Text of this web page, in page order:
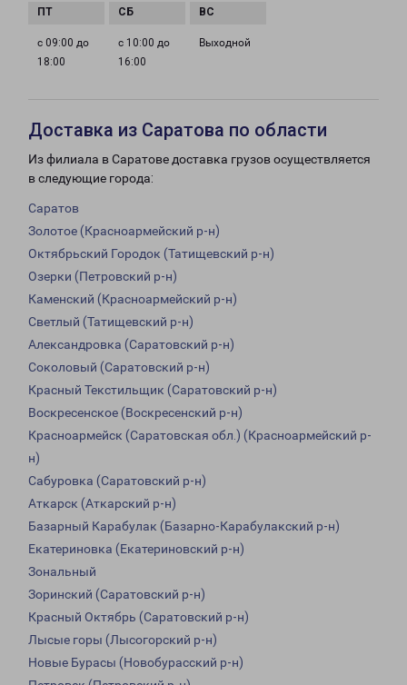
с 09:00 до
18:00
с 10:00 до
16:00
Выходной
Доставка из Саратова по области
Из филиала в Саратове доставка грузов осуществляется
в следующие города:
Саратов
Золотое (Красноармейский р-н)
Октябрьский Городок (Татищевский р-н)
Озерки (Петровский р-н)
Каменский (Красноармейский р-н)
Светлый (Татищевский р-н)
Александровка (Саратовский р-н)
Соколовый (Саратовский р-н)
Красный Текстильщик (Саратовский р-н)
Воскресенское (Воскресенский р-н)
Красноармейск (Саратовская обл.) (Красноармейский р-
н)
Сабуровка (Саратовский р-н)
Аткарск (Аткарский р-н)
Базарный Карабулак (Базарно-Карабулакский р-н)
Екатериновка (Екатериновский р-н)
Зональный
Зоринский (Саратовский р-н)
Красный Октябрь (Саратовский р-н)
Лысые горы (Лысогорский р-н)
Новые Бурасы (Новобурасский р-н)